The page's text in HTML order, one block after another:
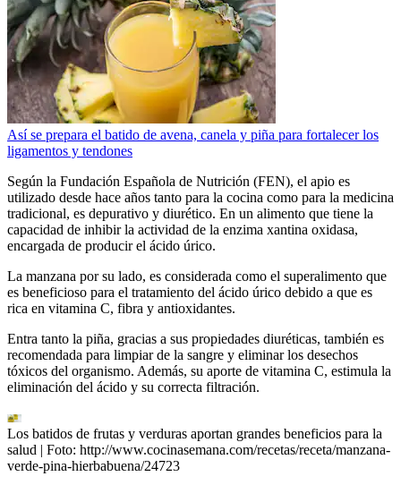
Así se prepara el batido de avena, canela y piña para fortalecer los
ligamentos y tendones
Según la Fundación Española de Nutrición (FEN), el apio es
utilizado desde hace años tanto para la cocina como para la medicina
tradicional, es depurativo y diurético. En un alimento que tiene la
capacidad de inhibir la actividad de la enzima xantina oxidasa,
encargada de producir el ácido úrico.
La manzana por su lado, es considerada como el superalimento que
es beneficioso para el tratamiento del ácido úrico debido a que es
rica en vitamina C, fibra y antioxidantes.
Entra tanto la piña, gracias a sus propiedades diuréticas, también es
recomendada para limpiar de la sangre y eliminar los desechos
tóxicos del organismo. Además, su aporte de vitamina C, estimula la
eliminación del ácido y su correcta filtración.
Los batidos de frutas y verduras aportan grandes beneficios para la
salud | Foto: http://www.cocinasemana.com/recetas/receta/manzana-
verde-pina-hierbabuena/24723